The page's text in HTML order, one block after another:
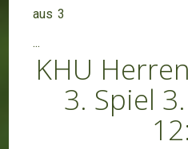
aus 3
...
KHU
3. Spiel